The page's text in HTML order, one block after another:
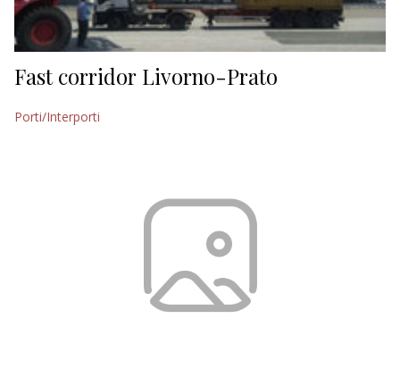
Fast corridor Livorno-Prato
Porti/Interporti